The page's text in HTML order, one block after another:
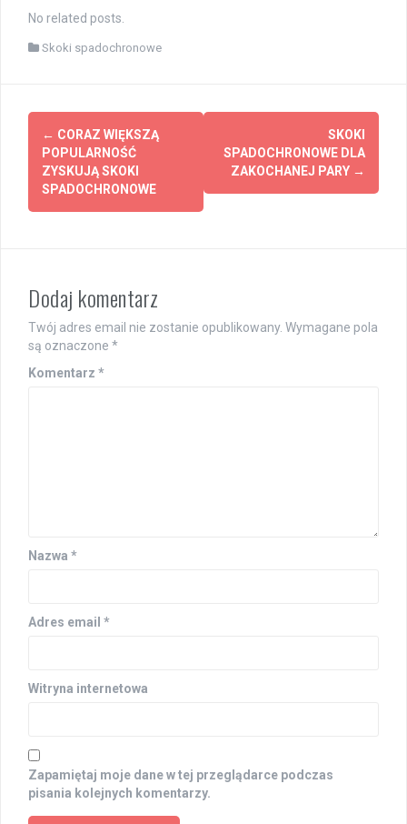
No related posts.
Skoki spadochronowe
Post
navigation
← CORAZ WIĘKSZĄ
POPULARNOŚĆ
ZYSKUJĄ SKOKI
SPADOCHRONOWE
SKOKI
SPADOCHRONOWE DLA
ZAKOCHANEJ PARY →
Dodaj komentarz
Twój adres email nie zostanie opublikowany. Wymagane pola
są oznaczone *
Komentarz *
Nazwa *
Adres email *
Witryna internetowa
Zapamiętaj moje dane w tej przeglądarce podczas
pisania kolejnych komentarzy.